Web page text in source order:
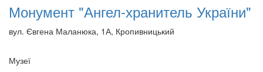
Монумент "Ангел-хранитель України"
вул. Євгена Маланюка, 1А, Кропивницький
Музеї